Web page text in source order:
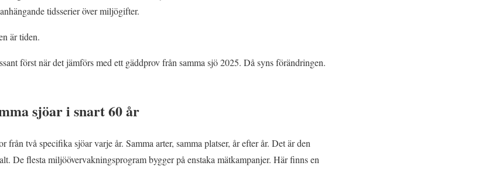
tidsserier över miljögifter.
är tiden.
först när det jämförs med ett gäddprov från samma sjö 2025. Då syns förändringen.
sjöar i snart 60 år
från två specifika sjöar varje år. Samma arter, samma platser, år efter år. Det är den
De flesta miljöövervakningsprogram bygger på enstaka mätkampanjer. Här finns en